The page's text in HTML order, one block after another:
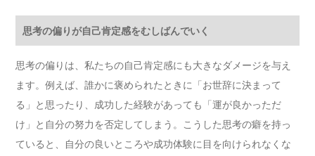
思考の偏りが自己肯定感をむしばんでいく
思考の偏りは、私たちの自己肯定感にも大きなダメージを与え
ます。例えば、誰かに褒められたときに「お世辞に決まって
る」と思ったり、成功した経験があっても「運が良かっただ
け」と自分の努力を否定してしまう。こうした思考の癖を持っ
ていると、自分の良いところや成功体験に目を向けられなくな